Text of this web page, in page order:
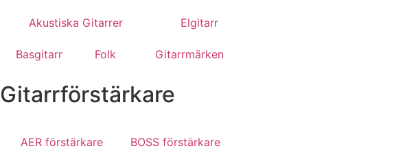
Akustiska Gitarrer Elgitarr
Basgitarr Folk Gitarrmärken
Gitarrförstärkare
AER förstärkare BOSS förstärkare